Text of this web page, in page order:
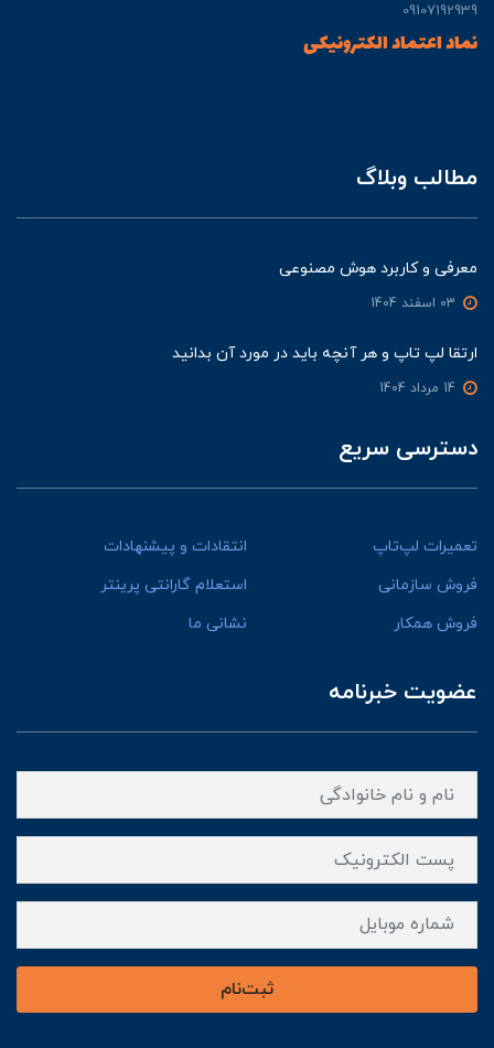
09107192939
نماد اعتماد الکترونیکی
مطالب وبلاگ
معرفی و کاربرد هوش مصنوعی
ارتقا لپ تاپ و هر آنچه باید در مورد آن بدانید
دسترسی سریع
تعمیرات لپ‌تاپ
انتقادات و پیشنهادات
فروش سازمانی
استعلام گارانتی پرینتر
فروش همکار
نشانی ما
عضویت خبرنامه
ثبت‌نام